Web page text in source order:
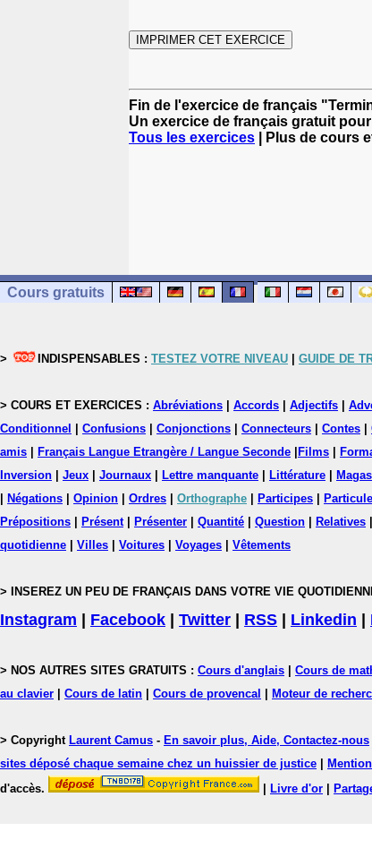
Fin de l'exercice de français
Un exercice de français gratuit
Tous les exercices | Plus de cours
Cours gratuits
> INDISPENSABLES : TESTEZ VOTRE NIVEAU GUIDE DE
> COURS ET EXERCICES : Abréviations Accords Adjectifs
Conditionnel
Confusions Conjonctions Connecteurs Contes
amis
Français Langue Etrangère / Langue Seconde Films
Inversion
Jeux Journaux Lettre manquante Littérature
Négations Opinion Ordres Orthographe Participes
Prépositions
Présent| Présenter Quantité Question Relatives
quotidienne
Villes Voitures Voyages Vêtements
> INSEREZ UN PEU DE FRANÇAIS DANS VOTRE VIE
Instagram Facebook Twitter RSS Linkedin
> NOS AUTRES SITES GRATUITS : Cours d'anglais Cours de
au clavier
Cours de latin Cours de provencal Moteur de
> Copyright Laurent Camus - En savoir plus, Aide, Contactez-nous
sites déposé chaque semaine chez un huissier de justice
d'accès.
Livre d'or